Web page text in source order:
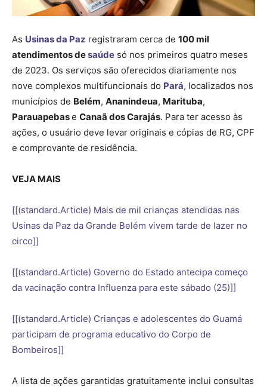
As Usinas da Paz registraram cerca de 100 mil
atendimentos desaúde só nos primeiros quatro meses
de 2023. Os serviços são oferecidos diariamente nos
nove complexos multifuncionais do Pará, localizados nos
municípios de Belém, Ananindeua, Marituba,
Parauapebase Canaã dos Carajás. Para ter acesso às
ações, o usuário deve levar originais e cópias de RG, CPF
e comprovante de residência.
VEJA MAIS
[[(standard.Article) Mais de mil crianças atendidas nas
Usinas da Paz da Grande Belém vivem tarde de lazer no
circo]]
[[(standard.Article) Governo do Estado antecipa começo
da vacinação contra Influenza para este sábado (25)]]
[[(standard.Article) Crianças e adolescentes do Guamá
participam de programa educativo do Corpo de
Bombeiros]]
A lista de ações garantidas gratuitamente inclui consultas